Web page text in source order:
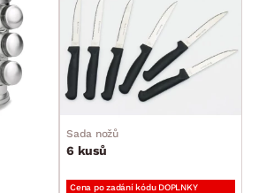
min. cm max. cm
min. cm max.
Sada nožů
6 kusů
Cena po zadání kódu DOPLNKY